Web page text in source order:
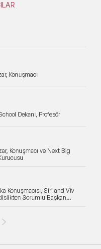
Konuşmacı
Dekanı, Profesör
Konuşmacı ve Next Big
Konuşmacısı, Siri and Viv
Sorumlu Başkan